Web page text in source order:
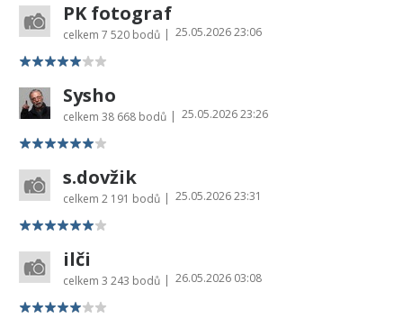
PK fotograf
celkem 7 520 bodů | 25.05.2026 23:06
Sysho
celkem 38 668 bodů | 25.05.2026 23:26
s.dovžik
celkem 2 191 bodů | 25.05.2026 23:31
ilči
celkem 3 243 bodů | 26.05.2026 03:08